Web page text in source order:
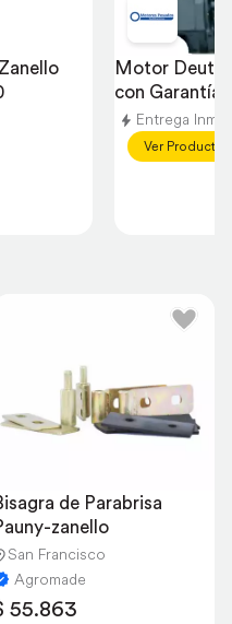
de Parabrisa
zanello
San Francisco
Agromade
55.863
Motor Deutz
con Garantía
Entrega
Ver Producto